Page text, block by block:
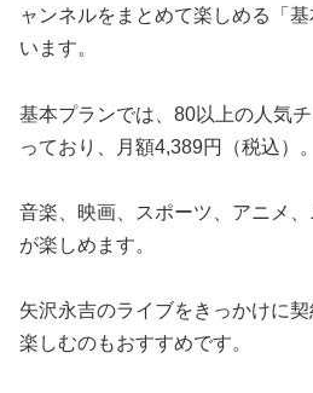
ャンネルをまとめて楽しめる「
います。
基本プランでは、80以上の人気
っており、月額4,389円（税込）。
音楽、映画、スポーツ、アニメ
が楽しめます。
矢沢永吉のライブをきっかけに
楽しむのもおすすめです。